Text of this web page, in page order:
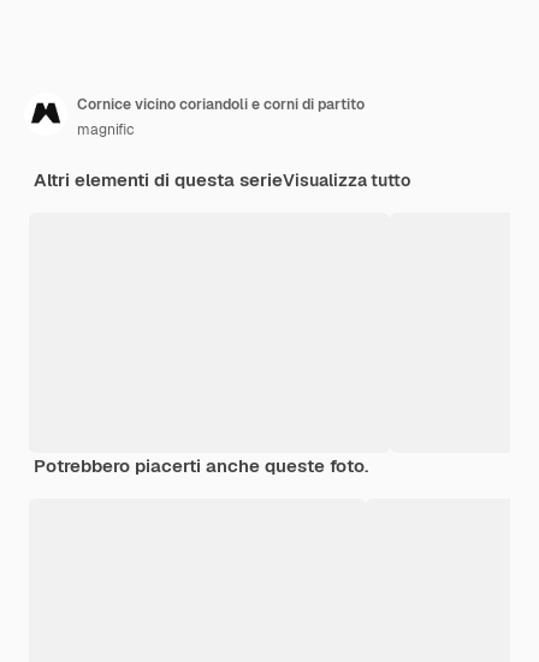
Cornice vicino coriandoli e corni di partito
magnific
Altri elementi di questa serieVisualizza tutto
Potrebbero piacerti anche queste foto.